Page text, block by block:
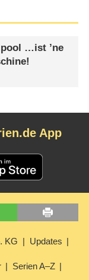
…ist ’ne
App
KG Updates
Serien A–Z